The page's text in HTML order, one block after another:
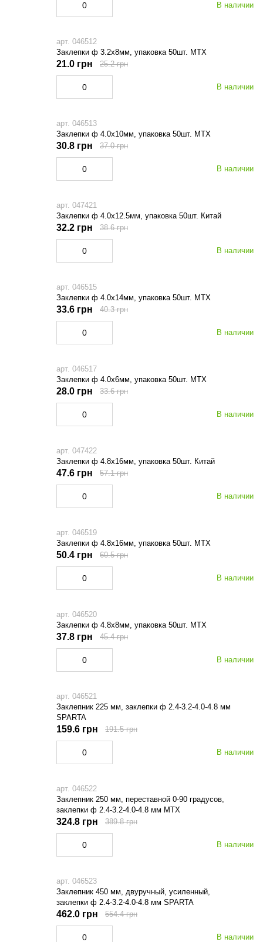
В наличии
арт. 046512
Заклепки ф 3.2х8мм, упаковка 50шт. МТХ
В наличии
21.0 грн 25.2 грн
арт. 046513
Заклепки ф 4.0х10мм, упаковка 50шт. МТХ
В наличии
30.8 грн 37.0 грн
арт. 047421
Заклепки ф 4.0х12.5мм, упаковка 50шт. Китай
В наличии
32.2 грн 38.6 грн
арт. 046515
Заклепки ф 4.0х14мм, упаковка 50шт. МТХ
В наличии
33.6 грн 40.3 грн
арт. 046517
Заклепки ф 4.0х6мм, упаковка 50шт. МТХ
В наличии
28.0 грн 33.6 грн
арт. 047422
Заклепки ф 4.8х16мм, упаковка 50шт. Китай
В наличии
47.6 грн 57.1 грн
арт. 046519
Заклепки ф 4.8х16мм, упаковка 50шт. МТХ
В наличии
50.4 грн 60.5 грн
арт. 046520
Заклепки ф 4.8х8мм, упаковка 50шт. МТХ
В наличии
37.8 грн 45.4 грн
арт. 046521
Заклепник 225 мм, заклепки ф 2.4-3.2-4.0-4.8 мм
SPARTA
В наличии
159.6 грн 191.5 грн
арт. 046522
Заклепник 250 мм, переставной 0-90 градусов,
заклепки ф 2.4-3.2-4.0-4.8 мм МТХ
В наличии
324.8 грн 389.8 грн
арт. 046523
Заклепник 450 мм, двуручный, усиленный,
заклепки ф 2.4-3.2-4.0-4.8 мм SPARTA
В наличии
462.0 грн 554.4 грн